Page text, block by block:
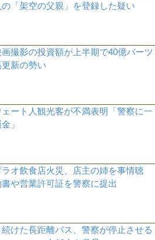
「架空の父親」を登録した疑い
撮影の投資額が上半期で40億バーツ
新の勢い
ート人観光客が不満表明「警察に一
」
ラオ飲食店火災、店主の姉を事情聴
や営業許可証を警察に提出
けた長距離バス、警察が停止させる